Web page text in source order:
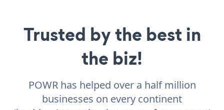
Trusted by the best in
the biz!
POWR has helped over a half million
businesses on every continent